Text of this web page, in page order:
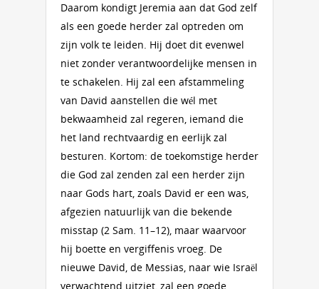
Daarom kondigt Jeremia aan dat God zelf
als een goede herder zal optreden om
zijn volk te leiden. Hij doet dit evenwel
niet zonder verantwoordelijke mensen in
te schakelen. Hij zal een afstammeling
van David aanstellen die wél met
bekwaamheid zal regeren, iemand die
het land rechtvaardig en eerlijk zal
besturen. Kortom: de toekomstige herder
die God zal zenden zal een herder zijn
naar Gods hart, zoals David er een was,
afgezien natuurlijk van die bekende
misstap (2 Sam. 11–12), maar waarvoor
hij boette en vergiffenis vroeg. De
nieuwe David, de Messias, naar wie Israël
verwachtend uitziet, zal een goede